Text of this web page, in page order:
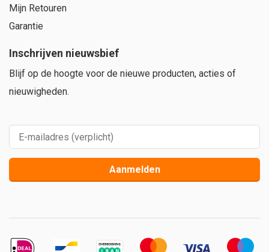
Mijn Retouren
Garantie
Inschrijven nieuwsbief
Blijf op de hoogte voor de nieuwe producten, acties of
nieuwigheden.
Aanmelden